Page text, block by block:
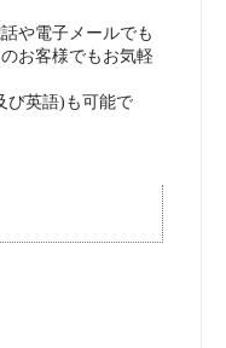
や電子メールでも
お客様でもお気軽
び英語)も可能で